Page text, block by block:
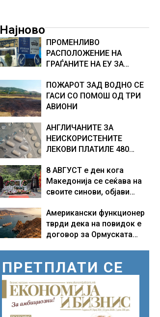
Најново
ПРОМЕНЛИВО
РАСПОЛОЖЕНИЕ НА
ГРАЃАНИТЕ НА ЕУ ЗА
УКРАИНА, изненадува
каква е поддршката од
Полска, Франција и
ПОЖАРОТ ЗАД ВОДНО СЕ
ГАСИ СО ПОМОШ ОД ТРИ
АВИОНИ
АНГЛИЧАНИТЕ ЗА
НЕИСКОРИСТЕНИТЕ
ЛЕКОВИ ПЛАТИЛЕ 480
до пациентите да бараат
само лекови што
навистина им се потребни
8 АВГУСТ е ден кога
Македонија се сеќава на
своите синови, објави
Мицкоски по повод 25
годишнината од
загинувањето на
Американски функционер
тврди дека на повидок е
договор за Ормуската
ПРЕТПЛАТИ СЕ